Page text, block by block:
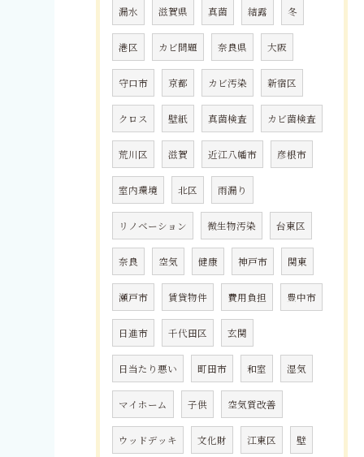
漏水 滋賀県 真菌 結露 冬
港区 カビ問題 奈良県 大阪
守口市 京都 カビ汚染 新宿区
クロス 壁紙 真菌検査 カビ菌検査
荒川区 滋賀 近江八幡市 彦根市
室内環境 北区 雨漏り
リノベーション 微生物汚染 台東区
奈良 空気 健康 神戸市 関東
瀬戸市 賃貸物件 費用負担 豊中市
日進市 千代田区 玄関
日当たり悪い 町田市 和室 湿気
マイホーム 子供 空気質改善
ウッドデッキ 文化財 江東区 壁